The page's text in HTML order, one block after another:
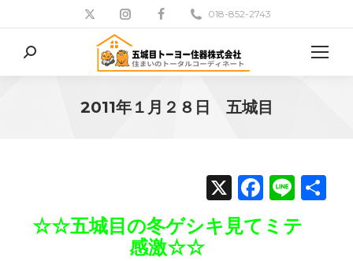
018-852-2743
検
索:
2011年１月２８日 五城目
X Line
☆☆五城目の冬ゲシキ見てミテ
感激☆☆